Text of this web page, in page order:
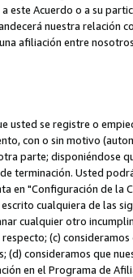
este Acuerdo o a su
nuestra relación
afiliación entre
usted se registre o
con o sin motivo
parte; disponiéndose
terminación. Usted
en "Configuración de
cualquiera de las
cualquier otro
(c)
(d) consideramos que
en el Programa de